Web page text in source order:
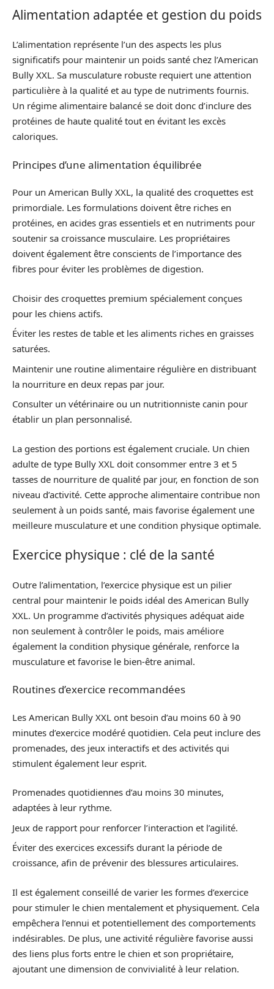
Alimentation adaptée et gestion du poids
L’alimentation représente l’un des aspects les plus
significatifs pour maintenir un poids santé chez l’American
Bully XXL. Sa musculature robuste requiert une attention
particulière à la qualité et au type de nutriments fournis.
Un régime alimentaire balancé se doit donc d’inclure des
protéines de haute qualité tout en évitant les excès
caloriques.
Principes d’une alimentation équilibrée
Pour un American Bully XXL, la qualité des croquettes est
primordiale. Les formulations doivent être riches en
protéines, en acides gras essentiels et en nutriments pour
soutenir sa croissance musculaire. Les propriétaires
doivent également être conscients de l’importance des
fibres pour éviter les problèmes de digestion.
Choisir des croquettes premium spécialement conçues
pour les chiens actifs.
Éviter les restes de table et les aliments riches en graisses
saturées.
Maintenir une routine alimentaire régulière en distribuant
la nourriture en deux repas par jour.
Consulter un vétérinaire ou un nutritionniste canin pour
établir un plan personnalisé.
La gestion des portions est également cruciale. Un chien
adulte de type Bully XXL doit consommer entre 3 et 5
tasses de nourriture de qualité par jour, en fonction de son
niveau d’activité. Cette approche alimentaire contribue non
seulement à un poids santé, mais favorise également une
meilleure musculature et une condition physique optimale.
Exercice physique : clé de la santé
Outre l’alimentation, l’exercice physique est un pilier
central pour maintenir le poids idéal des American Bully
XXL. Un programme d’activités physiques adéquat aide
non seulement à contrôler le poids, mais améliore
également la condition physique générale, renforce la
musculature et favorise le bien-être animal.
Routines d’exercice recommandées
Les American Bully XXL ont besoin d’au moins 60 à 90
minutes d’exercice modéré quotidien. Cela peut inclure des
promenades, des jeux interactifs et des activités qui
stimulent également leur esprit.
Promenades quotidiennes d’au moins 30 minutes,
adaptées à leur rythme.
Jeux de rapport pour renforcer l’interaction et l’agilité.
Éviter des exercices excessifs durant la période de
croissance, afin de prévenir des blessures articulaires.
Il est également conseillé de varier les formes d’exercice
pour stimuler le chien mentalement et physiquement. Cela
empêchera l’ennui et potentiellement des comportements
indésirables. De plus, une activité régulière favorise aussi
des liens plus forts entre le chien et son propriétaire,
ajoutant une dimension de convivialité à leur relation.